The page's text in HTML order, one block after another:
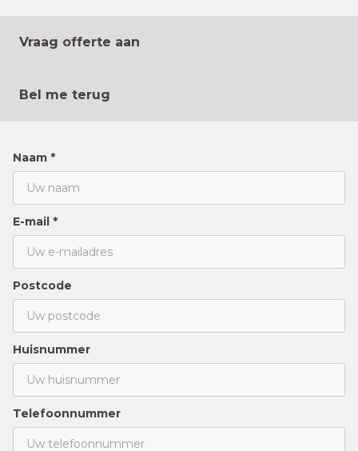
Vraag offerte aan
Bel me terug
Naam *
E-mail *
Postcode
Huisnummer
Telefoonnummer